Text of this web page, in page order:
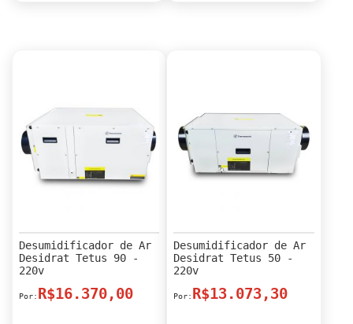
Desumidificador de Ar
Desidrat Tetus 90 -
220v
R$16.370,00
Desumidificador de Ar
Desidrat Tetus 50 -
220v
R$13.073,30